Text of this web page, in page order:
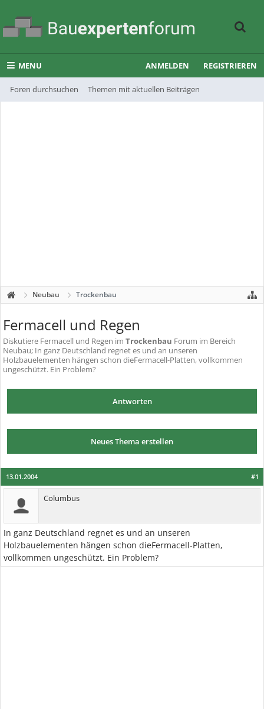
MENU
Foren durchsuchen Themen mit aktuellen Beiträgen
ANMELDEN REGISTRIEREN
Neubau Trockenbau
Fermacell und Regen
Diskutiere Fermacell und Regen im Trockenbau Forum im Bereich
Neubau; In ganz Deutschland regnet es und an unseren
Holzbauelementen hängen schon dieFermacell-Platten, vollkommen
ungeschützt. Ein Problem?
Antworten
Neues Thema erstellen
#1
13.01.2004
Columbus
In ganz Deutschland regnet es und an unseren
Holzbauelementen hängen schon dieFermacell-Platten,
vollkommen ungeschützt. Ein Problem?